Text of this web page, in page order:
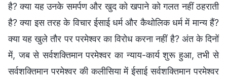
है? क्या यह उनके समर्पण और खुद को खपाने को गलत नहीं ठहराती
है? क्या इस तरह के विचार ईसाई धर्म और कैथोलिक धर्म में मान्य हैं?
क्या यह खुले तौर पर परमेश्वर का विरोध करना नहीं है? अंत के दिनों
में, जब से सर्वशक्तिमान परमेश्वर का न्याय-कार्य शुरू हुआ, तभी से
सर्वशक्तिमान परमेश्वर की कलीसिया में ईसाई सर्वशक्तिमान परमेश्वर